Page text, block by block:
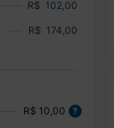
R$ 102,00
R$ 174,00
R$ 10,00